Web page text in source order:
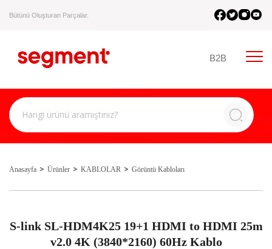
Bütünü Oluşturan Parçalar.
B2B
Anasayfa Ürünler KABLOLAR Görüntü Kabloları
S-link SL-HDM4K25 19+1 HDMI to HDMI 25m
v2.0 4K (3840*2160) 60Hz Kablo